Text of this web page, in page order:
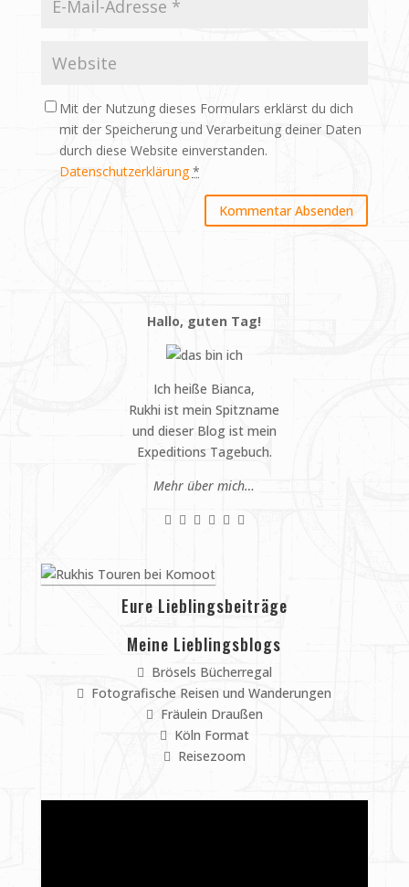
Mit der Nutzung dieses Formulars erklärst du dich
mit der Speicherung und Verarbeitung deiner Daten
durch diese Website einverstanden.
Datenschutzerklärung *
Hallo, guten Tag!
Ich heiße Bianca,
Rukhi ist mein Spitzname
und dieser Blog ist mein
Expeditions Tagebuch.
Mehr über mich…
Eure Lieblingsbeiträge
Meine Lieblingsblogs
Brösels Bücherregal
Fotografische Reisen und Wanderungen
Fräulein Draußen
Köln Format
Reisezoom